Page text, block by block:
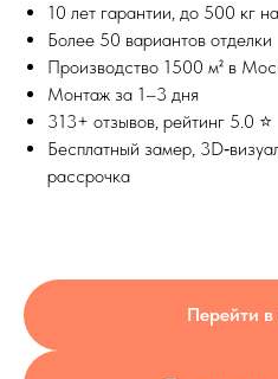
10 лет гарантии, до 500 кг
Более 50 вариантов отделки
Производство 1500 м² в
Монтаж за 1–3 дня
313+ отзывов, рейтинг 5.0 ⭐️
Бесплатный замер,
рассрочка
Перейти в